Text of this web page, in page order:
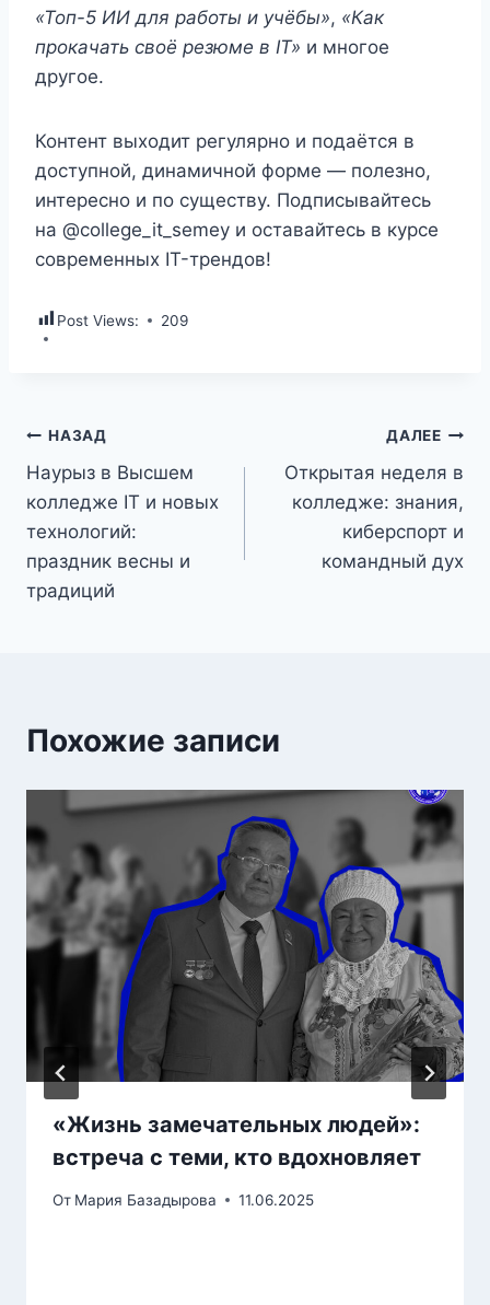
«Топ-5 ИИ для работы и учёбы», «Как
прокачать своё резюме в IT» и многое
другое.
Контент выходит регулярно и подаётся в
доступной, динамичной форме — полезно,
интересно и по существу. Подписывайтесь
на @college_it_semey и оставайтесь в курсе
современных IT-трендов!
Post Views: 209
НАЗАД
Наурыз в Высшем
колледже IT и новых
технологий:
праздник весны и
традиций
ДАЛЕЕ
Открытая неделя в
колледже: знания,
киберспорт и
командный дух
Похожие записи
«Жизнь замечательных людей»:
встреча с теми, кто вдохновляет
От Мария Базадырова 11.06.2025